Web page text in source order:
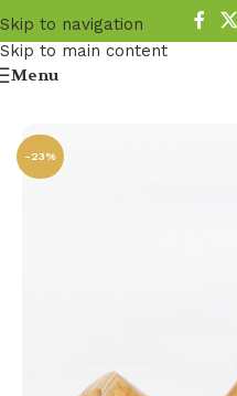
Skip to navigation
Skip to main content
Menu
-23%